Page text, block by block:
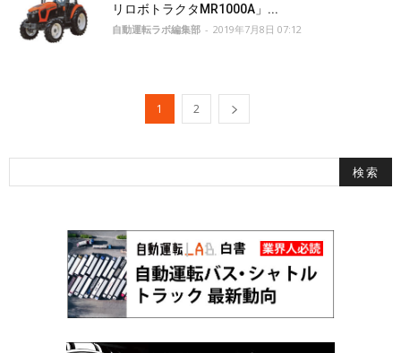
リロボトラクタMR1000A」...
自動運転ラボ編集部 - 2019年7月8日 07:12
1 2